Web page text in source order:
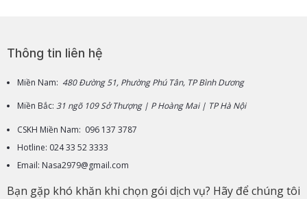
Thông tin liên hệ
Miền Nam: 480 Đường 51, Phường Phú Tân, TP Bình Dương
Miền Bắc: 31 ngõ 109 Sở Thượng | P Hoàng Mai | TP Hà Nội
CSKH Miền Nam: 096 137 3787
Hotline: 024 33 52 3333
Email: Nasa2979@gmail.com
Bạn gặp khó khăn khi chọn gói dịch vụ? Hãy để chúng tôi